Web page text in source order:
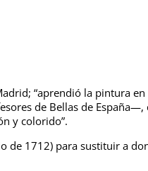
“aprendió la pintura en
de Bellas de España—,
y colorido”.
de 1712) para sustituir a